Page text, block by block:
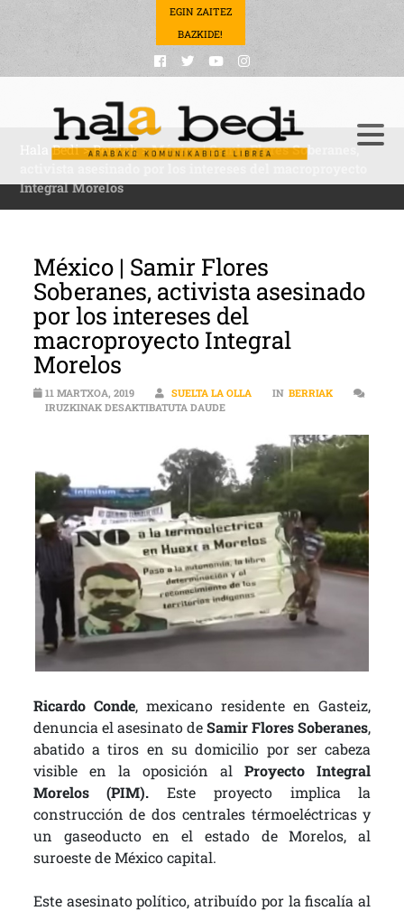
EGIN ZAITEZ
BAZKIDE!
Hala Bedi>Berriak>México | Samir Flores Soberanes,
Integral Morelos
México | Samir Flores
Soberanes, activista asesinado
por los intereses del
macroproyecto Integral
Morelos
11 MARTXOA, 2019 SUELTA LA OLLA IN BERRIAK
IRUZKINAK DESAKTIBATUTA DAUDEMÉXICO | SAMIR FLORES
Ricardo Conde, mexicano residente en Gasteiz,
denuncia el asesinato deSamir Flores Soberanes,
abatido a tiros en su domicilio por ser cabeza
visible en la oposición alProyecto Integral
Morelos (PIM).Este proyecto implica la
construcción de dos centrales térmoeléctricas y
un gaseoducto en el estado de Morelos, al
suroeste de México capital.
Este asesinato político, atribuído por la fiscalía al